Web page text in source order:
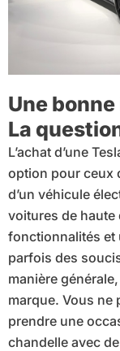
Une bonne
La
L’achat d’une
option pour ceux
d’un véhicule
voitures de
fonctionnalités et
parfois des
manière
marque. Vous ne
prendre une
chandelle avec